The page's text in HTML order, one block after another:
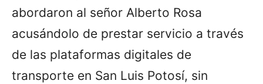
abordaron al señor Alberto Rosa
acusándolo de prestar servicio a través
de las plataformas digitales de
transporte en San Luis Potosí, sin